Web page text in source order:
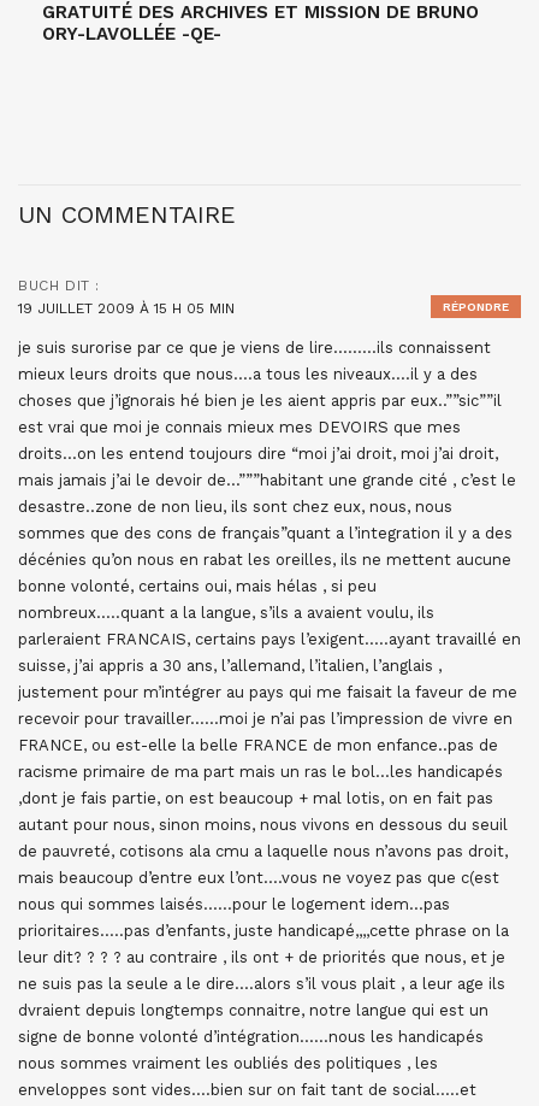
GRATUITÉ DES ARCHIVES ET MISSION DE BRUNO
ORY-LAVOLLÉE -QE-
UN COMMENTAIRE
BUCH DIT :
19 JUILLET 2009 À 15 H 05 MIN
je suis surorise par ce que je viens de lire………ils connaissent
mieux leurs droits que nous….a tous les niveaux….il y a des
choses que j’ignorais hé bien je les aient appris par eux..””sic””il
est vrai que moi je connais mieux mes DEVOIRS que mes
droits…on les entend toujours dire “moi j’ai droit, moi j’ai droit,
mais jamais j’ai le devoir de…”””habitant une grande cité , c’est le
desastre..zone de non lieu, ils sont chez eux, nous, nous
sommes que des cons de français”quant a l’integration il y a des
décénies qu’on nous en rabat les oreilles, ils ne mettent aucune
bonne volonté, certains oui, mais hélas , si peu
nombreux…..quant a la langue, s’ils a avaient voulu, ils
parleraient FRANCAIS, certains pays l’exigent…..ayant travaillé en
suisse, j’ai appris a 30 ans, l’allemand, l’italien, l’anglais ,
justement pour m’intégrer au pays qui me faisait la faveur de me
recevoir pour travailler……moi je n’ai pas l’impression de vivre en
FRANCE, ou est-elle la belle FRANCE de mon enfance..pas de
racisme primaire de ma part mais un ras le bol…les handicapés
,dont je fais partie, on est beaucoup + mal lotis, on en fait pas
autant pour nous, sinon moins, nous vivons en dessous du seuil
de pauvreté, cotisons ala cmu a laquelle nous n’avons pas droit,
mais beaucoup d’entre eux l’ont….vous ne voyez pas que c(est
nous qui sommes laisés……pour le logement idem…pas
prioritaires…..pas d’enfants, juste handicapé,,,,cette phrase on la
leur dit? ? ? ? au contraire , ils ont + de priorités que nous, et je
ne suis pas la seule a le dire….alors s’il vous plait , a leur age ils
dvraient depuis longtemps connaitre, notre langue qui est un
signe de bonne volonté d’intégration……nous les handicapés
nous sommes vraiment les oubliés des politiques , les
enveloppes sont vides….bien sur on fait tant de social…..et
RÉPONDRE